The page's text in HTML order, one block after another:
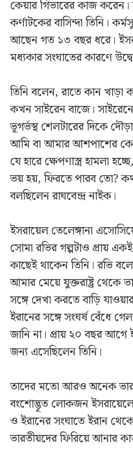
কেয়ার গিভারের কাজ করেন।
কর্ণাটকের বাসিন্দা তিনি।
আছেন গত ১৩ বছর ধরে।
মধ্যকার সংঘাতের কারণে
তিনি বলেন, রাতে কান খাড়া
কখন সাইরেন বাজে।
ভূগর্ভস্থ শেলটারের দিকে
আমি বা আমার আশপাশের
যে হারে ক্ষেপণাস্ত্র হামলা
ভয় হয়, ফিরতে পারব তো?
বলছিলেন রাঘবেন্দ্র নাইক।
ইসরায়েল তেলেঙ্গানা
সোমা রভির গল্পটাও প্রায়
কাছেই থাকেন তিনি। রভি
আমার মেয়ে যুক্তরাষ্ট্র থেকে
সঙ্গে দেখা করতে বাড়ি
ইরানের সঙ্গে সংঘর্ষ বেঁধে
জানি না। প্রায় ২০ বছর
জন্য এসেছিলেন তিনি।
তাদের মতো আরও অনেক
বংশোদ্ভূত লোকজন
ও ইরানের সংঘাতে ইরান
ভারতীয়দের ফিরিয়ে আনার